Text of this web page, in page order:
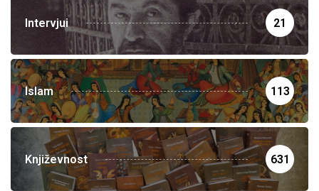
Intervjui 21
Islam 113
Književnost 631